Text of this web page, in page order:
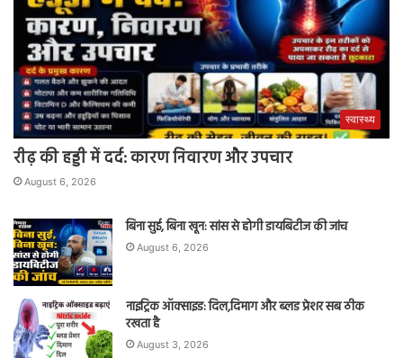
स्वास्थ्य
रीढ़ की हड्डी में दर्द: कारण निवारण और उपचार
August 6, 2026
बिना सुई, बिना खून: सांस से होगी डायबिटीज की जांच
August 6, 2026
नाइट्रिक ऑक्साइड: दिल,दिमाग और ब्लड प्रेशर सब ठीक
रखता है
August 3, 2026